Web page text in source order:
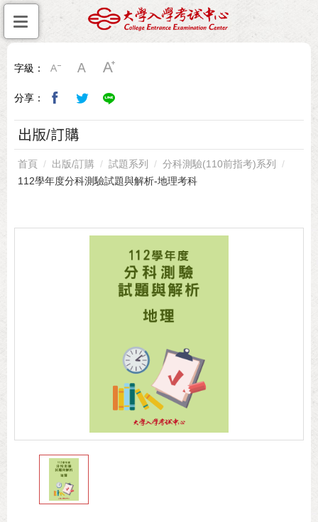
字級：
分享：
出版/訂購
首頁 出版/訂購 試題系列
分科測驗(110前指考)系列
112學年度分科測驗試題與解析-地理考科